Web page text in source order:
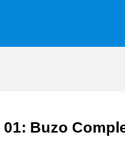
01: Buzo